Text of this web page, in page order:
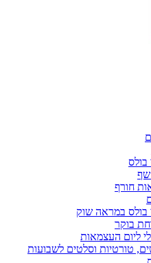
בולס
שף
חורף
בולס במראה שוק
בוקר
ליום העצמאות
טורטיות וסלטים לשבועות